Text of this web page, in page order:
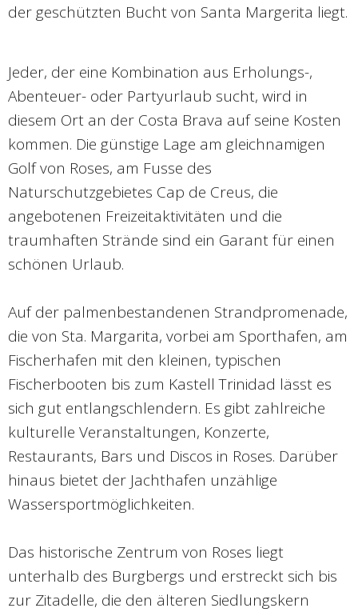
der geschützten Bucht von Santa Margerita liegt.
Jeder, der eine Kombination aus Erholungs-,
Abenteuer- oder Partyurlaub sucht, wird in
diesem Ort an der Costa Brava auf seine Kosten
kommen. Die günstige Lage am gleichnamigen
Golf von Roses, am Fusse des
Naturschutzgebietes Cap de Creus, die
angebotenen Freizeitaktivitäten und die
traumhaften Strände sind ein Garant für einen
schönen Urlaub.
Auf der palmenbestandenen Strandpromenade,
die von Sta. Margarita, vorbei am Sporthafen, am
Fischerhafen mit den kleinen, typischen
Fischerbooten bis zum Kastell Trinidad lässt es
sich gut entlangschlendern. Es gibt zahlreiche
kulturelle Veranstaltungen, Konzerte,
Restaurants, Bars und Discos in Roses. Darüber
hinaus bietet der Jachthafen unzählige
Wassersportmöglichkeiten.
Das historische Zentrum von Roses liegt
unterhalb des Burgbergs und erstreckt sich bis
zur Zitadelle, die den älteren Siedlungskern